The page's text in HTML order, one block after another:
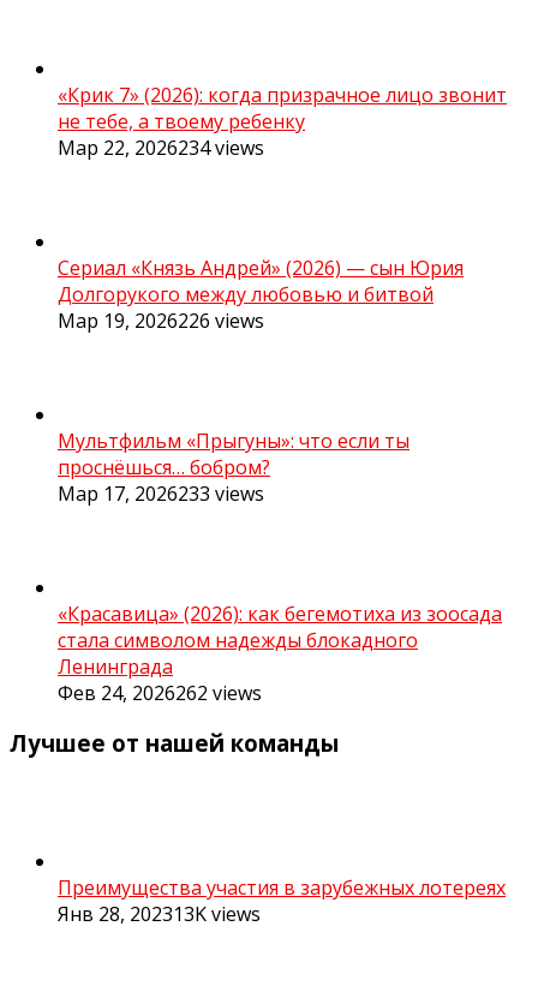
«Крик 7» (2026): когда призрачное лицо звонит
не тебе, а твоему ребенку
Мар 22, 2026234views
Сериал «Князь Андрей» (2026) — сын Юрия
Долгорукого между любовью и битвой
Мар 19, 2026226 views
Мультфильм «Прыгуны»: что если ты
проснёшься… бобром?
Мар 17, 2026233 views
«Красавица» (2026): как бегемотиха из зоосада
стала символом надежды блокадного
Ленинграда
Фев 24, 2026262 views
Лучшее от нашей команды
Преимущества участия в зарубежных лотереях
Янв 28, 202313Kviews